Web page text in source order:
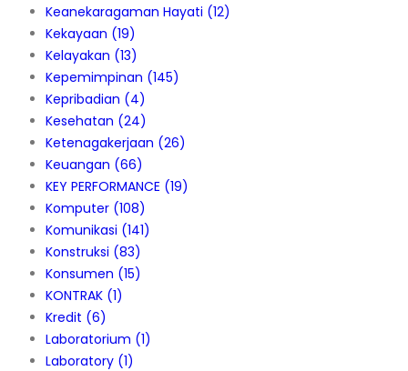
Keanekaragaman Hayati (12)
Kekayaan (19)
Kelayakan (13)
Kepemimpinan (145)
Kepribadian (4)
Kesehatan (24)
Ketenagakerjaan (26)
Keuangan (66)
KEY PERFORMANCE (19)
Komputer (108)
Komunikasi (141)
Konstruksi (83)
Konsumen (15)
KONTRAK (1)
Kredit (6)
Laboratorium (1)
Laboratory (1)